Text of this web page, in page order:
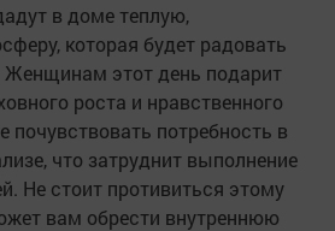
в доме теплую,
которая будет радовать
Женщинам этот день подарит
роста и нравственного
потребность в
что затруднит выполнение
Не стоит противиться этому
вам обрести внутреннюю